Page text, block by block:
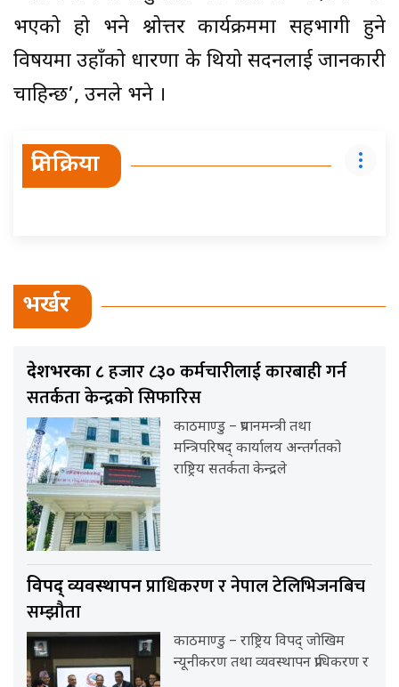
भएको हो भने प्रश्नोत्तर कार्यक्रममा सहभागी हुने
विषयमा उहाँको धारणा के थियो सदनलाई जानकारी
चाहिन्छ’, उनले भने ।
प्रतिक्रिया
भर्खर
देशभरका ८हजार ८३० कर्मचारीलाई कारबाही गर्न
सतर्कता केन्द्रको सिफारिस
काठमाण्डु – प्रधानमन्त्री तथा
मन्त्रिपरिषद् कार्यालय अन्तर्गतको
राष्ट्रिय सतर्कता केन्द्रले
विपद् व्यवस्थापनप्राधिकरण र नेपाल टेलिभिजनबिच
सम्झौता
काठमाण्डु – राष्ट्रिय विपद् जोखिम
न्यूनीकरण तथा व्यवस्थापन प्राधिकरण र